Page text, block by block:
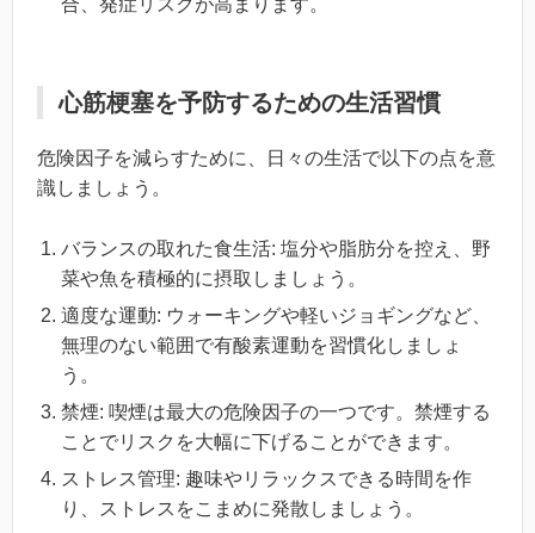
合、発症リスクが高まります。
心筋梗塞を予防するための生活習慣
危険因子を減らすために、日々の生活で以下の点を意
識しましょう。
バランスの取れた食生活: 塩分や脂肪分を控え、野
菜や魚を積極的に摂取しましょう。
適度な運動: ウォーキングや軽いジョギングなど、
無理のない範囲で有酸素運動を習慣化しましょ
う。
禁煙: 喫煙は最大の危険因子の一つです。禁煙する
ことでリスクを大幅に下げることができます。
ストレス管理: 趣味やリラックスできる時間を作
り、ストレスをこまめに発散しましょう。